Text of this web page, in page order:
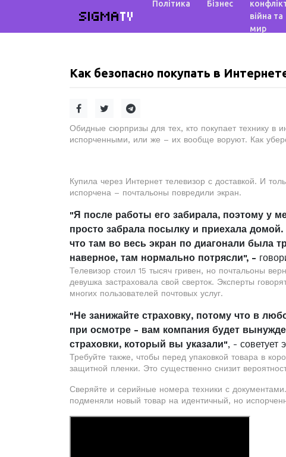
SIGMATV
Політика Бізнес
війна та
мир
Как безопасно покупать в
Обидные сюрпризы для тех, кто покупает технику в
испорченными, или же – их вообще воруют. Как
Купила через Интернет телевизор с доставкой. И
испорчена – почтальоны повредили экран.
"Я после работы его забирала, поэтому у
просто забрала посылку и приехала
что там во весь экран по диагонали была
наверное, там нормально потрясли", -
Телевизор стоил 15 тысяч гривен, но почтальоны
девушка застраховала свой сверток. Эксперты
многих пользователей почтовых услуг.
"Не занижайте страховку, потому что в
при осмотре - вам компания будет
страховки, который вы указали", - советует
Требуйте также, чтобы перед упаковкой товара в
защитной пленки. Это существенно снизит
Сверяйте и серийные номера техники с
подменяли новый товар на идентичный, но